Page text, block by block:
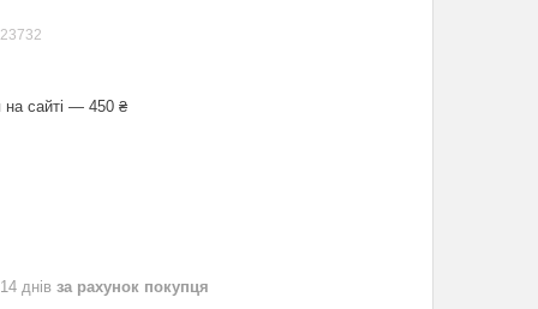
на сайті — 450 ₴
днів за рахунок покупця